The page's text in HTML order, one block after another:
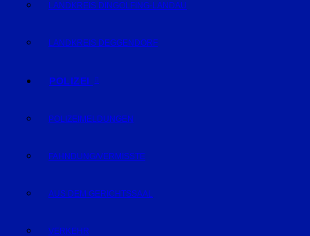
LANDKREIS DINGOLFING-LANDAU
LANDKREIS DEGGENDORF
POLIZEI
POLIZEIMELDUNGEN
FAHNDUNG/VERMISSTE
AUS DEM GERICHTSSAAL
VERKEHR